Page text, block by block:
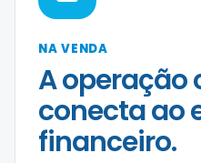
NA VENDA
A operação
conecta ao
financeiro.